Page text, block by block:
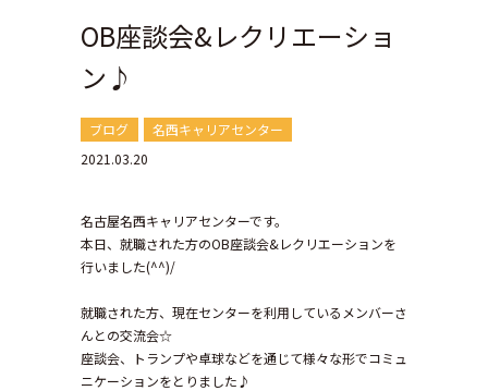
OB座談会&レクリエーショ
ン♪
ブログ
名西キャリアセンター
2021.03.20
名古屋名西キャリアセンターです。
本日、就職された方のOB座談会&レクリエーションを
行いました(^^)/
就職された方、現在センターを利用しているメンバーさ
んとの交流会☆
座談会、トランプや卓球などを通じて様々な形でコミュ
ニケーションをとりました♪